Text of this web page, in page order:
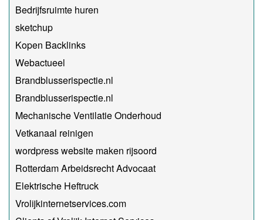
Bedrijfsruimte huren
sketchup
Kopen Backlinks
Webactueel
Brandblusserispectie.nl
Brandblusserispectie.nl
Mechanische Ventilatie Onderhoud
Vetkanaal reinigen
wordpress website maken rijsoord
Rotterdam Arbeidsrecht Advocaat
Elektrische Heftruck
Vrolijkinternetservices.com